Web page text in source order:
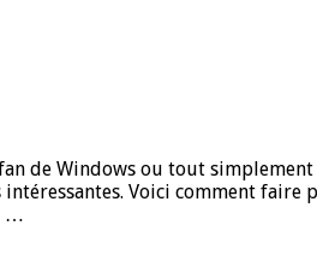
de Windows ou tout
Voici comment faire
…